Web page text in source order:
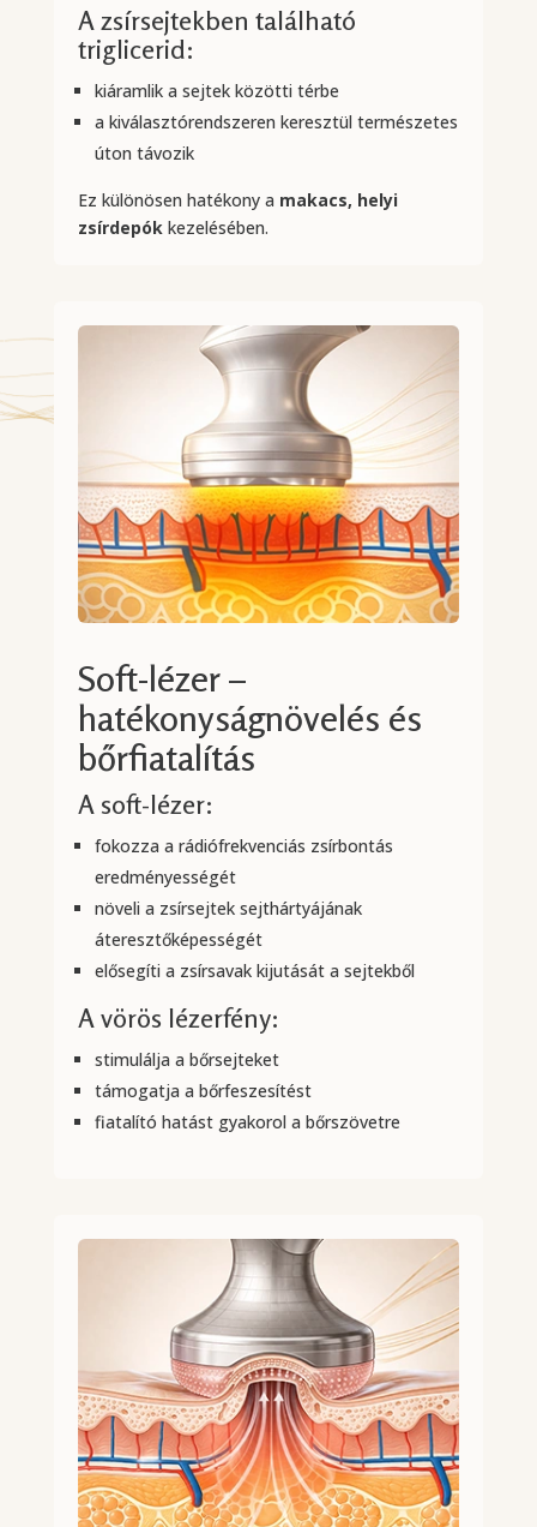
A zsírsejtekben található
triglicerid:
kiáramlik a sejtek közötti térbe
a kiválasztórendszeren keresztül természetes
úton távozik
Ez különösen hatékony a makacs, helyi
zsírdepók kezelésében.
Soft-lézer –
hatékonyságnövelés és
bőrfiatalítás
A soft-lézer:
fokozza a rádiófrekvenciás zsírbontás
eredményességét
növeli a zsírsejtek sejthártyájának
áteresztőképességét
elősegíti a zsírsavak kijutását a sejtekből
A vörös lézerfény:
stimulálja a bőrsejteket
támogatja a bőrfeszesítést
fiatalító hatást gyakorol a bőrszövetre